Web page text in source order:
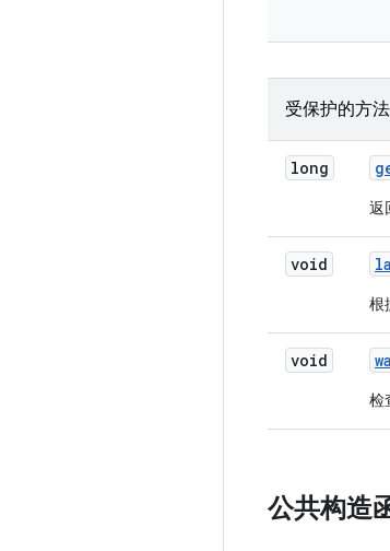
受保护的方法
long
返
void
根
void
检
公共构造